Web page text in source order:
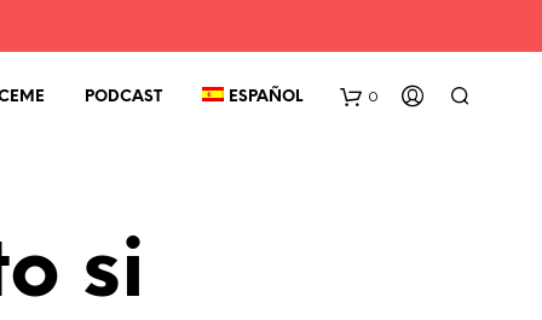
0
PODCAST ESPAÑOL
si